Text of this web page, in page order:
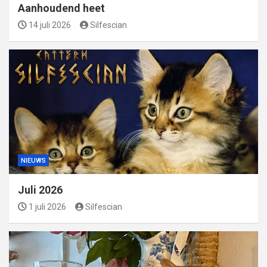
Aanhoudend heet
14 juli 2026 Silfescian
NIEUWS
Juli 2026
1 juli 2026 Silfescian